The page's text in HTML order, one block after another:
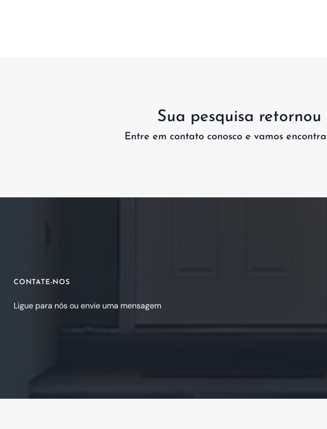
Sua pesquisa
Entre em contato conosco e vamos
CONTATE-NOS
Ligue para nós ou envie uma mensagem